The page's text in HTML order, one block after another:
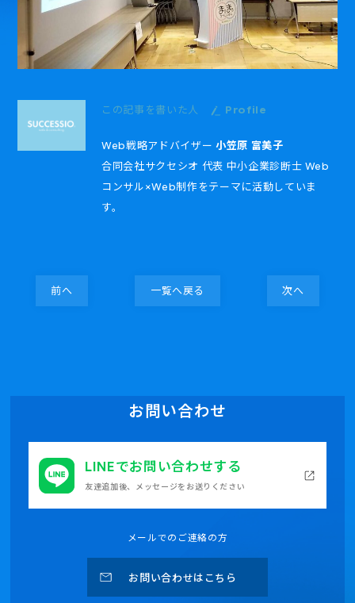
この記事を書いた人 Profile
Web戦略アドバイザー 小笠原 富美子
合同会社サクセシオ 代表 中小企業診断士 Web
コンサル×Web制作をテーマに活動していま
す。
前へ 一覧へ戻る 次へ
お問い合わせ
LINEでお問い合わせする
友達追加後、メッセージをお送りください
メールでのご連絡の方
お問い合わせはこちら